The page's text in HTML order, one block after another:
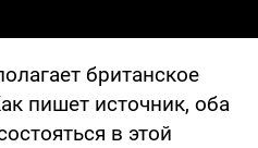
британское
пишет источник, оба
в этой